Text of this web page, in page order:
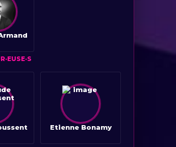
Etienne Bonamy